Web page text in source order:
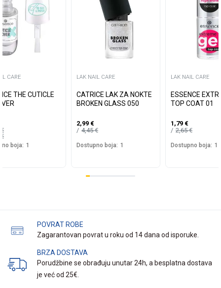
CARE
THE CUTICLE
€
€
boja: 1
LAK NAIL CARE
CATRICE LAK ZA NOKTE
BROKEN GLASS 050
2,99 €
4,45€
Dostupno boja: 1
LAK NAIL CARE
ESSENCE
TOP COAT 01
1,79 €
2,65€
Dostupno boja: 1
POVRAT ROBE
Zagarantovan povrat u roku od 14 dana od isporuke.
BRZA DOSTAVA
Porudžbine se obrađuju unutar 24h, a besplatna dostava
je već od 25€.